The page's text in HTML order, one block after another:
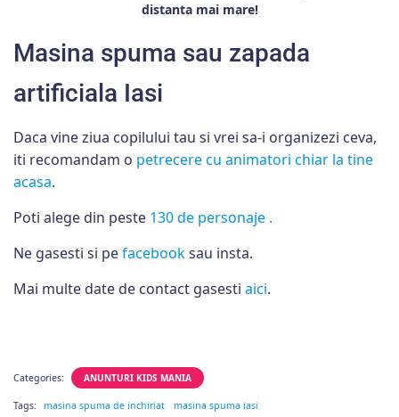
distanta mai mare!
Masina spuma sau zapada
artificiala Iasi
Daca vine ziua copilului tau si vrei sa-i organizezi ceva,
iti recomandam o petrecere cu animatori chiar la tine
acasa.
Poti alege din peste 130 de personaje .
Ne gasesti si pefacebooksau insta.
Mai multe date de contact gasesti aici.
Categories: ANUNTURI KIDS MANIA
Tags: masina spuma de inchiriat
masina spuma iasi